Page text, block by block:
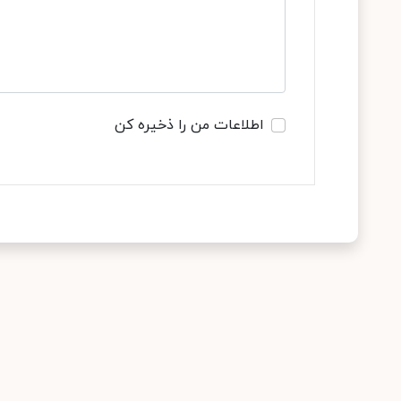
اطلاعات من را ذخیره کن